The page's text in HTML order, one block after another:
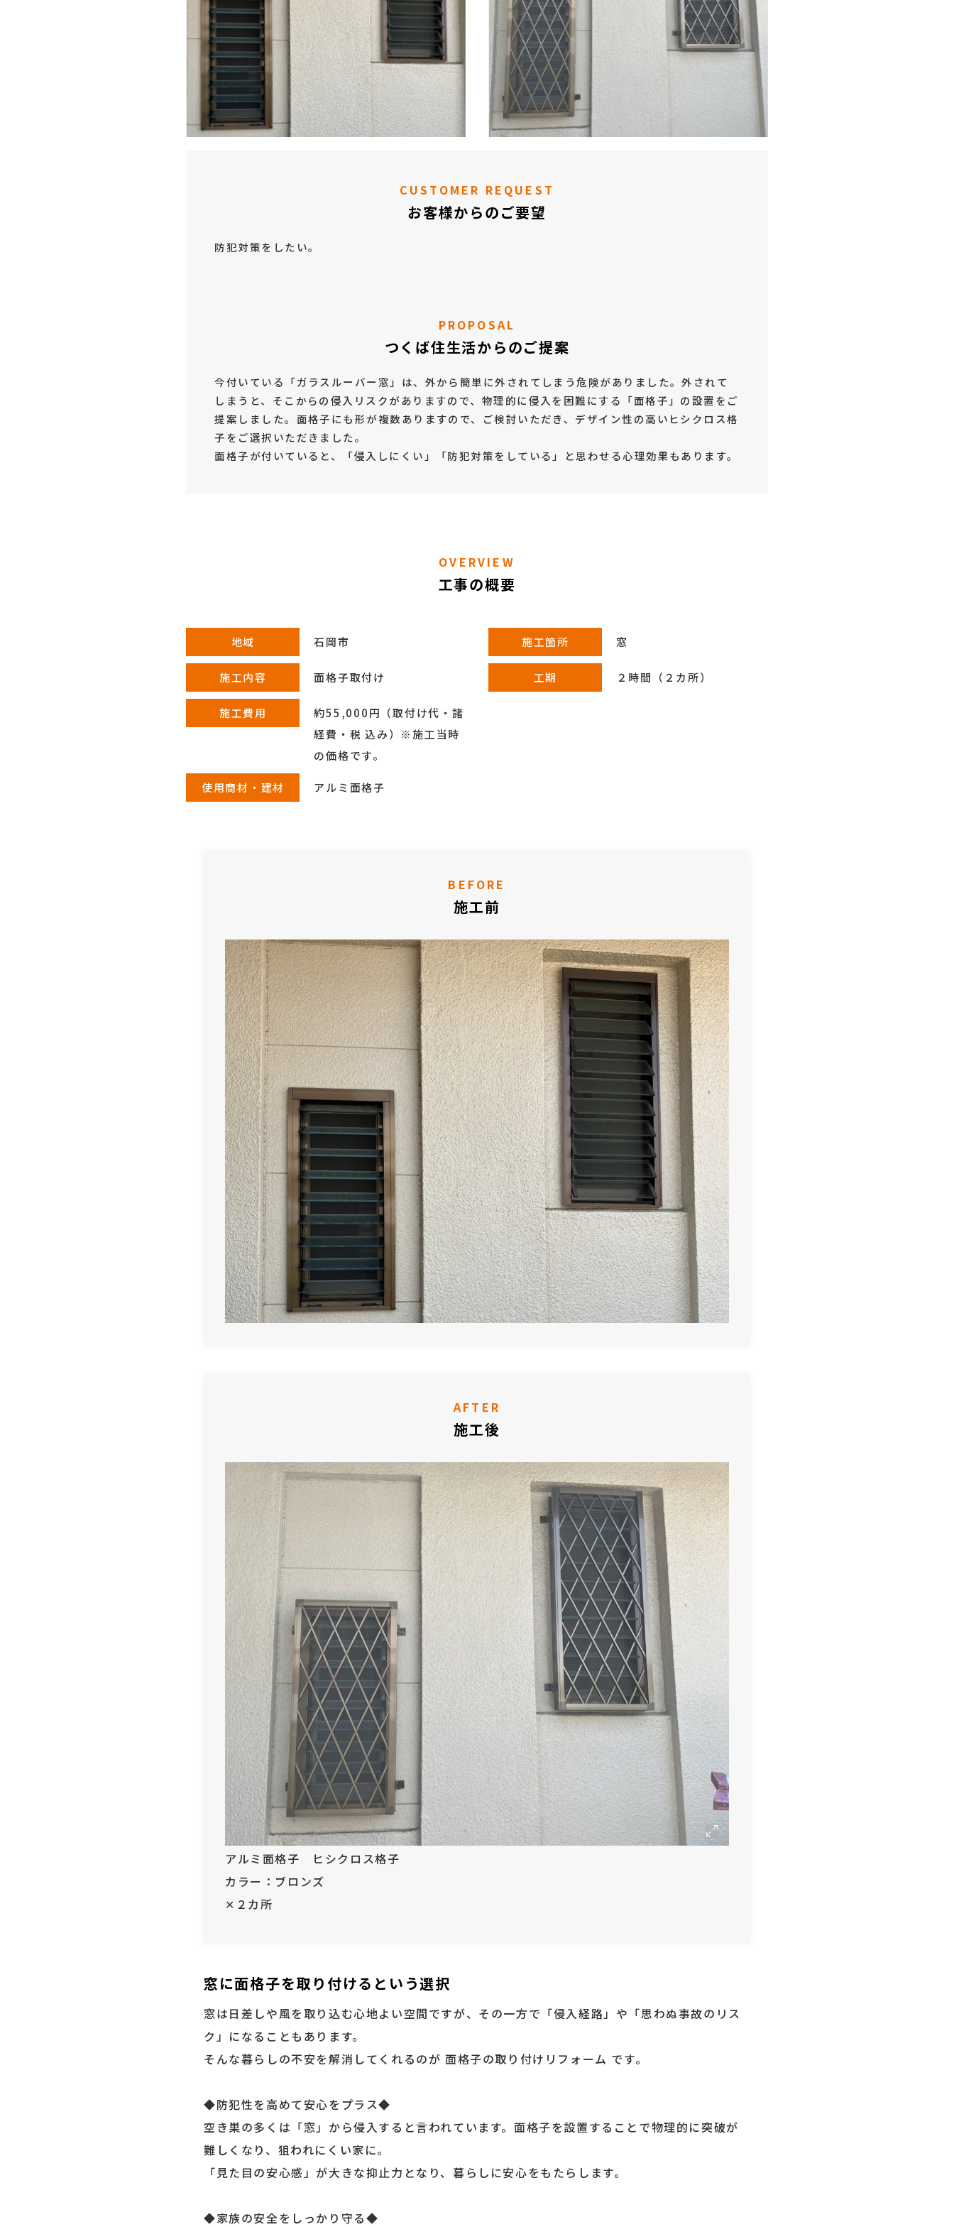
CUSTOMER REQUEST
お客様からのご要望
防犯対策をしたい。
PROPOSAL
つくば住生活からのご提案
今付いている「ガラスルーバー窓」は、外から簡単に外されてしまう危険がありました。外されて
しまうと、そこからの侵入リスクがありますので、物理的に侵入を困難にする「面格子」の設置をご
提案しました。面格子にも形が複数ありますので、ご検討いただき、デザイン性の高いヒシクロス格
子をご選択いただきました。
面格子が付いていると、「侵入しにくい」「防犯対策をしている」と思わせる心理効果もあります。
OVERVIEW
工事の概要
地域 石岡市 施工箇所 窓
施工内容 面格子取付け 工期 ２時間（２カ所）
施工費用
約55,000円（取付け代・諸
経費・税 込み）※施工当時
の価格です。
使用商材・建材 アルミ面格子
BEFORE
施工前
AFTER
施工後
アルミ面格子 ヒシクロス格子
カラー：ブロンズ
✕２カ所
窓に面格子を取り付けるという選択
窓は日差しや風を取り込む心地よい空間ですが、その一方で「侵入経路」や「思わぬ事故のリス
ク」になることもあります。
そんな暮らしの不安を解消してくれるのが 面格子の取り付けリフォーム です。
◆防犯性を高めて安心をプラス◆
空き巣の多くは「窓」から侵入すると言われています。面格子を設置することで物理的に突破が
難しくなり、狙われにくい家に。
「見た目の安心感」が大きな抑止力となり、暮らしに安心をもたらします。
◆家族の安全をしっかり守る◆